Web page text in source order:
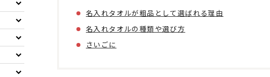
名入れタオルが粗品として選ばれる理由
名入れタオルの種類や選び方
さいごに